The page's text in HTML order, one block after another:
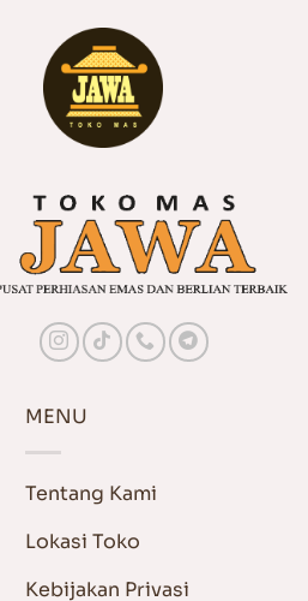
MENU
Tentang Kami
Lokasi Toko
Kebijakan Privasi